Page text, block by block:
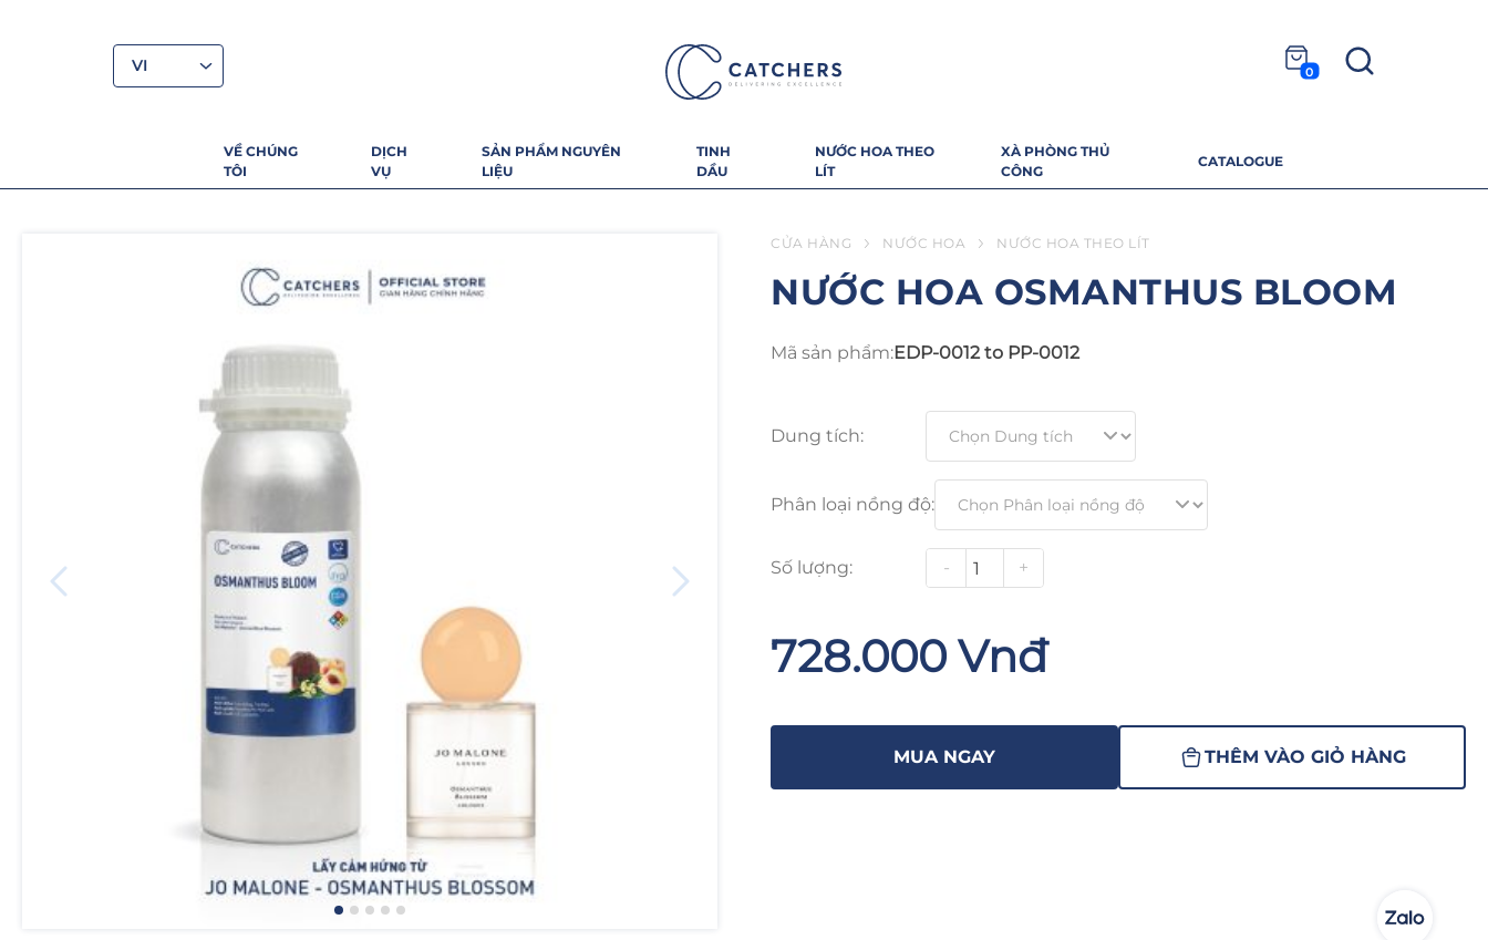
VI
VỀ CHÚNG
TÔI
DỊCH
VỤ
SẢN PHẨM NGUYÊN
LIỆU
TINH
DẦU
NƯỚC HOA THEO
LÍT
XÀ PHÒNG THỦ
CÔNG
CATALOGUE
0
CỬA HÀNG NƯỚC HOA NƯỚC HOA THEO LÍT
NƯỚC HOA OSMANTHUS BLOOM
Mã sản phẩm:EDP-0012 to PP-0012
Dung tích:
Phân loại nồng độ:
Số lượng: - +
728.000 Vnđ
MUA NGAY THÊM VÀO GIỎ HÀNG